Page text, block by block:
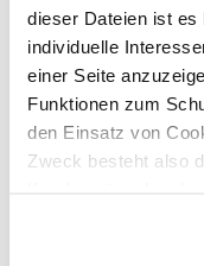
dieser Dateien ist
individuelle
einer Seite
Funktionen zum
den Einsatz von
Zweck besteht also